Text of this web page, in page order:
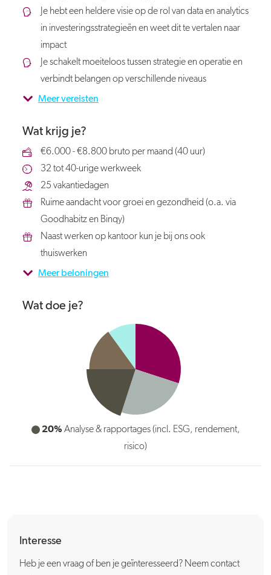
Je hebt een heldere visie op de rol van data en analytics
in investeringsstrategieën en weet dit te vertalen naar
impact
Je schakelt moeiteloos tussen strategie en operatie en
verbindt belangen op verschillende niveaus
Meer vereisten
Wat krijg je?
€6.000 - €8.800 bruto per maand (40 uur)
32 tot 40-urige werkweek
25 vakantiedagen
Ruime aandacht voor groei en gezondheid (o.a. via
Goodhabitz en Binqy)
Naast werken op kantoor kun je bij ons ook
thuiswerken
Meer beloningen
Wat doe je?
15%Stakeholderoverleg & interne afstemming
Interesse
Heb je een vraag of ben je geïnteresseerd? Neem contact